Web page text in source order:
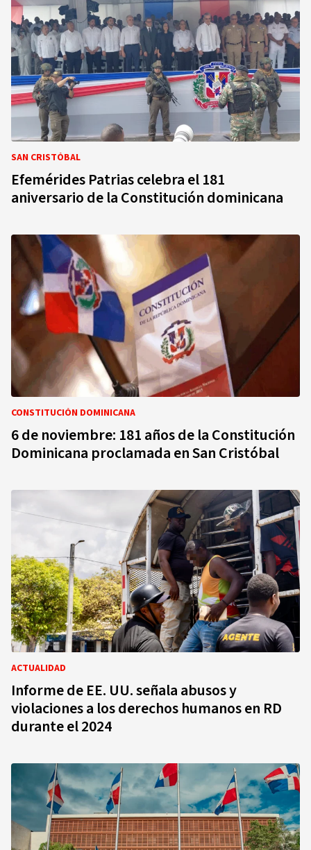
SAN CRISTÓBAL
Efemérides Patrias celebra el 181
aniversario de la Constitución dominicana
CONSTITUCIÓN DOMINICANA
6 de noviembre: 181 años de la Constitución
Dominicana proclamada en San Cristóbal
ACTUALIDAD
Informe de EE. UU. señala abusos y
violaciones a los derechos humanos en RD
durante el 2024